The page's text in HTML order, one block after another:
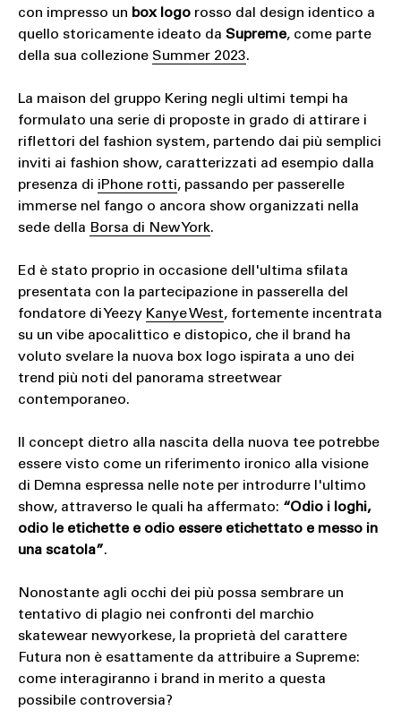
con impresso un box logorosso dal design identico a
quello storicamente ideato da Supreme, come parte
della sua collezione Summer 2023.
La maison del gruppo Kering negli ultimi tempi ha
formulato una serie di proposte in grado di attirare i
riflettori del fashion system, partendo dai più semplici
inviti ai fashion show, caratterizzati ad esempio dalla
presenza di iPhone rotti, passando per passerelle
immerse nel fango o ancora show organizzati nella
sede della Borsa di New York.
Ed è stato proprio in occasione dell'ultima sfilata
presentata con la partecipazione in passerella del
fondatore di Yeezy Kanye West, fortemente incentrata
su un vibe apocalittico e distopico, che il brand ha
voluto svelare la nuova box logo ispirata a uno dei
trend più noti del panorama streetwear
contemporaneo.
Il concept dietro alla nascita della nuova tee potrebbe
essere visto come un riferimento ironico alla visione
di Demna espressa nelle note per introdurre l'ultimo
show, attraverso le quali ha affermato: “Odio i loghi,
odio le etichette e odio essere etichettato e messo in
una scatola”.
Nonostante agli occhi dei più possa sembrare un
tentativo di plagio nei confronti del marchio
skatewear newyorkese, la proprietà del carattere
Futura non è esattamente da attribuire a Supreme:
come interagiranno i brand in merito a questa
possibile controversia?